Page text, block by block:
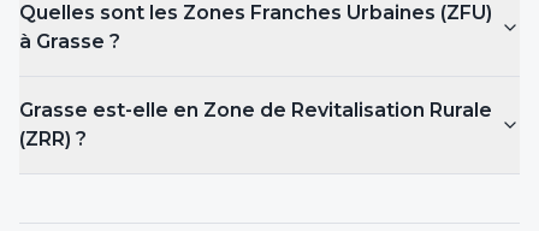
Quelles sont les Zones Franches Urbaines (ZFU)
à Grasse ?
Grasse est-elle en Zone de Revitalisation Rurale
(ZRR) ?